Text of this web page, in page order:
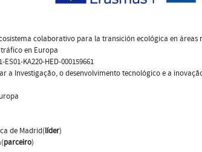
colaborativo para la transición ecológica en
en Europa
ES01-KA220-HED-000159661
a Investigação, o desenvolvimento tecnológico e a
de Madrid(líder)
parceiro)